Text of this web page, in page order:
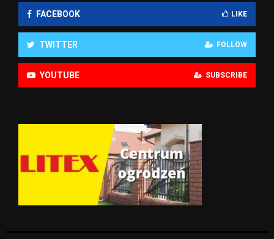
FACEBOOK LIKE
TWITTER FOLLOW
YOUTUBE SUBSCRIBE